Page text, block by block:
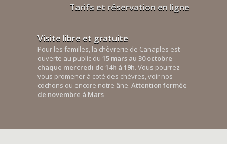
Tarifs et réservation en ligne
Visite libre et gratuite
Pour les familles, la chèvrerie de Canaples est
ouverte au public du 15 mars au 30 octobre
chaque mercredi de 14h à 19h. Vous pourrez
vous promener à coté des chèvres, voir nos
cochons ou encore notre âne. Attention fermée
de novembre à Mars